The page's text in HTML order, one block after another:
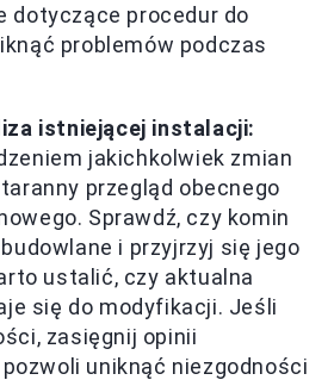
dotyczące procedur do
problemów podczas
istniejącej instalacji:
jakichkolwiek zmian
przegląd obecnego
Sprawdź, czy komin
i przyjrzyj się jego
ustalić, czy aktualna
się do modyfikacji. Jeśli
zasięgnij opinii
uniknąć niezgodności